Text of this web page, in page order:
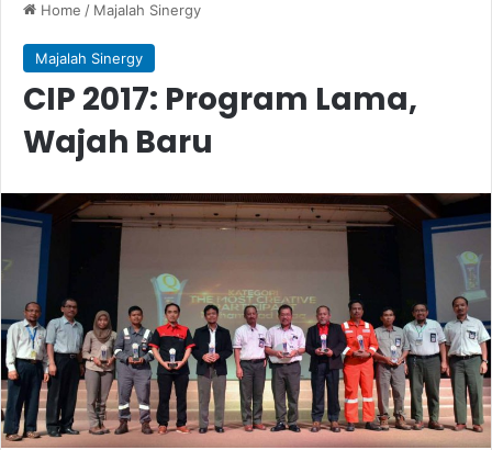
Home / Majalah Sinergy
Majalah Sinergy
CIP 2017: Program Lama,
Wajah Baru